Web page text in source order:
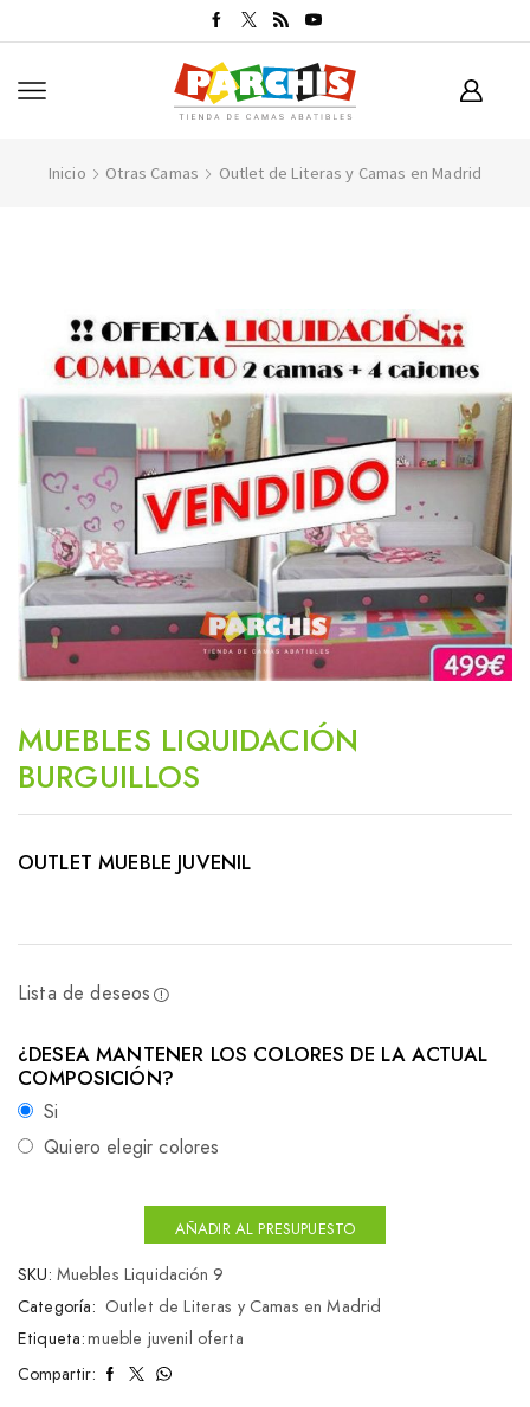
Inicio Otras Camas Outlet de Literas y Camas en Madrid
MUEBLES LIQUIDACIÓN
BURGUILLOS
OUTLET MUEBLE JUVENIL
Lista de deseos
¿DESEA MANTENER LOS COLORES DE LA ACTUAL
COMPOSICIÓN?
Si
Quiero elegir colores
AÑADIR AL PRESUPUESTO
SKU: Muebles Liquidación 9
Categoría: Outlet de Literas y Camas en Madrid
Etiqueta:mueble juvenil oferta
Compartir: